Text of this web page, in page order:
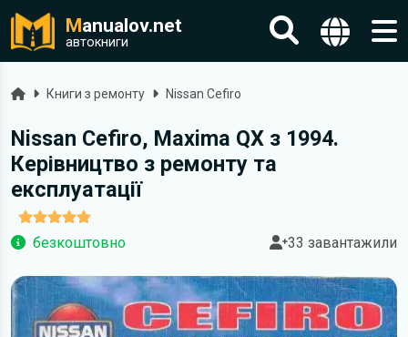
Manualov.net
автокниги
ГоловнаКниги з ремонту Nissan Cefiro
Nissan Cefiro, Maxima QX з 1994.
Керівництво з ремонту та
експлуатації
безкоштовно 33 завантажили